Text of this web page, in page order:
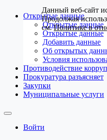
Открытые данные
Открытые данные
Открытые данные
Добавить данные
Об открытых
Условия
Противодействие
Прокуратура разъясняет
Закупки
Муниципальные услуги
Войти
Данный веб-сайт
Продолжая
см.Политике в